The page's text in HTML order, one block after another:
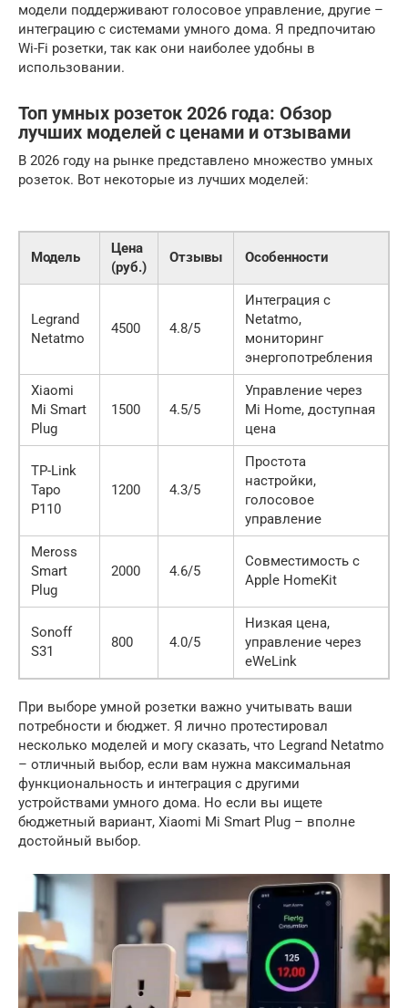
модели поддерживают голосовое управление, другие –
интеграцию с системами умного дома. Я предпочитаю
Wi-Fi розетки, так как они наиболее удобны в
использовании.
Топ умных розеток 2026 года: Обзор
лучших моделей с ценами и отзывами
В 2026 году на рынке представлено множество умных
розеток. Вот некоторые из лучших моделей:
Модель
Цена
(руб.)
Отзывы Особенности
Legrand
Netatmo
4500 4.8/5
Интеграция с
Netatmo,
мониторинг
энергопотребления
Xiaomi
Mi Smart
Plug
1500 4.5/5
Управление через
Mi Home, доступная
цена
TP-Link
Tapo
P110
1200 4.3/5
Простота
настройки,
голосовое
управление
Meross
Smart
Plug
2000 4.6/5
Совместимость с
Apple HomeKit
Sonoff
S31
800 4.0/5
Низкая цена,
управление через
eWeLink
При выборе умной розетки важно учитывать ваши
потребности и бюджет. Я лично протестировал
несколько моделей и могу сказать, что Legrand Netatmo
– отличный выбор, если вам нужна максимальная
функциональность и интеграция с другими
устройствами умного дома. Но если вы ищете
бюджетный вариант, Xiaomi Mi Smart Plug – вполне
достойный выбор.